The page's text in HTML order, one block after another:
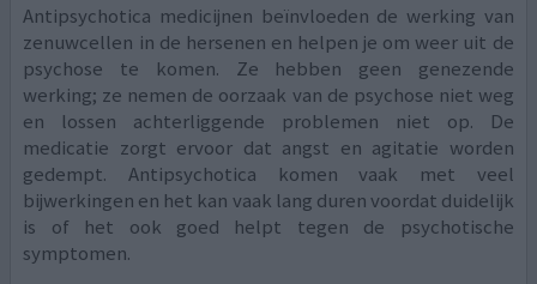
Antipsychotica medicijnen beïnvloeden de werking van
zenuwcellen in de hersenen en helpen je om weer uit de
psychose te komen. Ze hebben geen genezende
werking; ze nemen de oorzaak van de psychose niet weg
en lossen achterliggende problemen niet op. De
medicatie zorgt ervoor dat angst en agitatie worden
gedempt. Antipsychotica komen vaak met veel
bijwerkingen en het kan vaak lang duren voordat duidelijk
is of het ook goed helpt tegen de psychotische
symptomen.